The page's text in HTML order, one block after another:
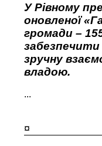
У Рівному
оновленої
громади –
зручну
владою.
...
¤